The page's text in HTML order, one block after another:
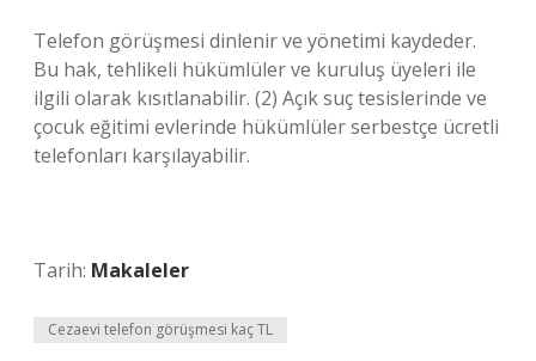
Telefon görüşmesi dinlenir ve yönetimi kaydeder.
Bu hak, tehlikeli hükümlüler ve kuruluş üyeleri ile
ilgili olarak kısıtlanabilir. (2) Açık suç tesislerinde ve
çocuk eğitimi evlerinde hükümlüler serbestçe ücretli
telefonları karşılayabilir.
Tarih: Makaleler
Cezaevi telefon görüşmesi kaç TL